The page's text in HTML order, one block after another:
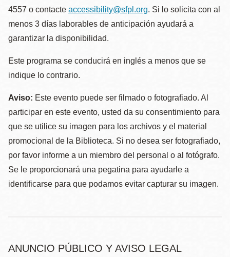
4557 o contacte accessibility@sfpl.org. Si lo solicita con al
menos 3 días laborables de anticipación ayudará a
garantizar la disponibilidad.
Este programa se conducirá en inglés a menos que se
indique lo contrario.
Aviso: Este evento puede ser filmado o fotografiado. Al
participar en este evento, usted da su consentimiento para
que se utilice su imagen para los archivos y el material
promocional de la Biblioteca. Si no desea ser fotografiado,
por favor informe a un miembro del personal o al fotógrafo.
Se le proporcionará una pegatina para ayudarle a
identificarse para que podamos evitar capturar su imagen.
ANUNCIO PÚBLICO Y AVISO LEGAL